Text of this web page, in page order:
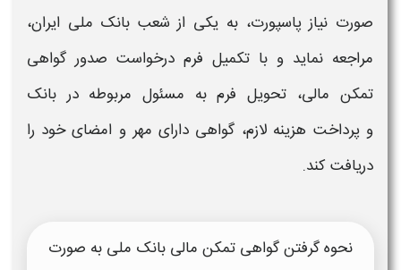
صورت نیاز پاسپورت، به یکی از شعب بانک ملی ایران،
مراجعه نماید و با تکمیل فرم درخواست صدور گواهی
تمکن مالی، تحویل فرم به مسئول مربوطه در بانک
و پرداخت هزینه لازم، گواهی دارای مهر و امضایخود را
دریافت کند.
نحوه گرفتن گواهی تمکن مالی بانک ملی به صورت